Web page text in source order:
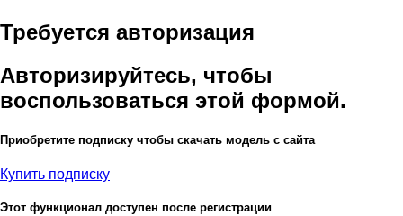
Требуется авторизация
Авторизируйтесь, чтобы
воспользоваться этой формой.
Приобретите подписку чтобы скачать модель с сайта
Купить подписку
Этот функционал доступен после регистрации